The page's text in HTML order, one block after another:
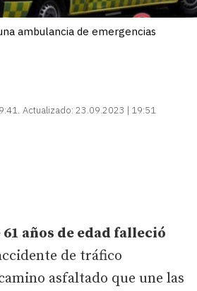
ambulancia de emergencias
Actualizado: 23.09.2023 | 19:51
años de edad falleció
de tráfico
asfaltado que une las